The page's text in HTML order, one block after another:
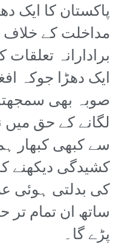
پاکستان کا ایک
مداخلت کے
برادارانہ
ایک دھڑا جوکہ
صوبہ بھی سمجھتا
لگانے کے حق
سے کبھی کبھار
کشیدگی دیکھنے
کی بدلتی ہوئی
ساتھ ان تمام تر
پڑے گا۔